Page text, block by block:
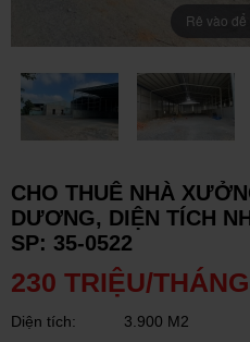
Rê vào
CHO THUÊ NHÀ
DƯƠNG, DIỆN TÍCH
SP: 35-0522
230 TRIỆU/THÁNG
Diện tích: 3.900 M2